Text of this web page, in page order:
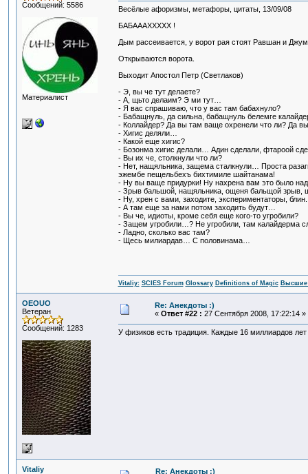
Сообщений: 5586
Материалист
Весёлые афоризмы, метафоры, цитаты, 13/09/08
БАБАААХХХХХ !
Дым рассеивается, у ворот рая стоят Равшан и
Открываются ворота.
Выходит Апостол Петр (Светлаков)
- Э, вы че тут делаете?
- А, щьто делаим? Э ми тут…
- Я вас спрашиваю, что у вас там бабахнуло?
- Бабащнуль, да сильна, бабащнуль белемге
- Коллайдер? Да вы там ваще охренели что ли? Да
- Хигис деляли…
- Какой еще хигис?
- Бозонма хигис делали… Адин сделали, фтароой
- Вы их че, столкнули что ли?
- Нет, нащяльника, защема сталкнули… Проста
эжембе пещельбехъ бихтимиле шайтанама!
- Ну вы ваще придурки! Ну нахрена вам это было
- Зрыв бальшой, нащяльника, ощеня бальщой зрыв,
- Ну, хрен с вами, заходите, экспериментаторы, блин.
- А там еще за нами потом заходить будут…
- Вы че, идиоты, кроме себя еще кого-то угробили?
- Защем угробили…? Не угробили, там калайдерма
- Ладно, сколько вас там?
- Щесь милиардав… С половинама…
Vitaliy: SCIES Forum Glossary Definitions of Magic Высшие
OEOUO
Ветеран
Сообщений: 1283
Re: Анекдоты :)
« Ответ #22 : 27 Сентября 2008, 17:22:14 »
У физиков есть традиция. Каждые 16 миллиардов
Vitaliy
Re: Анекдоты :)